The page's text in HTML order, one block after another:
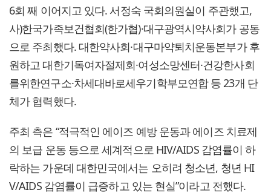
6회 째 이어지고 있다. 서정숙 국회의원실이 주관했고,
사)한국가족보건협회(한가협)·대구광역시약사회가 공동
으로 주최했다. 대한약사회·대구마약퇴치운동본부가 후
원하고 대한기독여자절제회·여성소망센터·건강한사회
를위한연구소·차세대바로세우기학부모연합 등 23개 단
체가 협력했다.
주최 측은 “적극적인 에이즈 예방 운동과 에이즈 치료제
의 보급 운동 등으로 세계적으로 HIV/AIDS 감염률이 하
락하는 가운데 대한민국에서는 오히려 청소년, 청년 HI
V/AIDS 감염률이 급증하고 있는 현실”이라고 전했다.